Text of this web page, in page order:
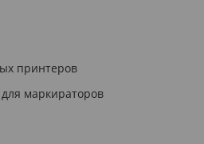
принтеров
маркираторов